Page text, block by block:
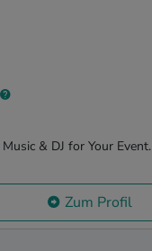
& DJ for Your Event.
Zum Profil